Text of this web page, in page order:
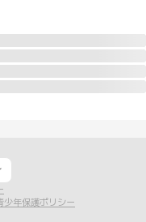
少年保護ポリシー